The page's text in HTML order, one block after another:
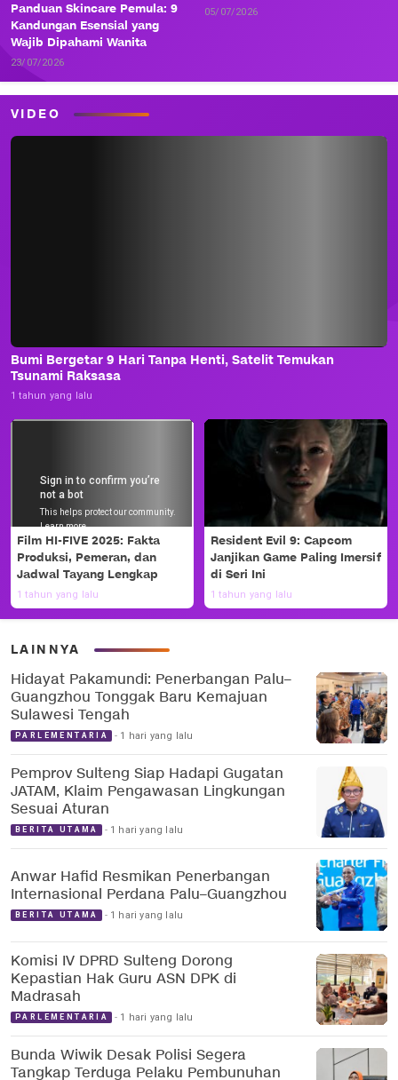
Panduan Skincare Pemula: 9
Kandungan Esensial yang
Wajib Dipahami Wanita
23/07/2026
05/07/2026
VIDEO
Bumi Bergetar 9 Hari Tanpa Henti, Satelit Temukan
Tsunami Raksasa
1 tahun yang lalu
Film HI-FIVE 2025: Fakta
Produksi, Pemeran, dan
Jadwal Tayang Lengkap
1 tahun yang lalu
Resident Evil 9: Capcom
Janjikan Game Paling Imersif
di Seri Ini
1 tahun yang lalu
LAINNYA
Hidayat Pakamundi: Penerbangan Palu–
Guangzhou Tonggak Baru Kemajuan
Sulawesi Tengah
PARLEMENTARIA 1 hari yang lalu
Pemprov Sulteng Siap Hadapi Gugatan
JATAM, Klaim Pengawasan Lingkungan
Sesuai Aturan
BERITA UTAMA 1 hari yang lalu
Anwar Hafid Resmikan Penerbangan
Internasional Perdana Palu–Guangzhou
BERITA UTAMA 1 hari yang lalu
Komisi IV DPRD Sulteng Dorong
Kepastian Hak Guru ASN DPK di
Madrasah
PARLEMENTARIA 1 hari yang lalu
Bunda Wiwik Desak Polisi Segera
Tangkap Terduga Pelaku Pembunuhan